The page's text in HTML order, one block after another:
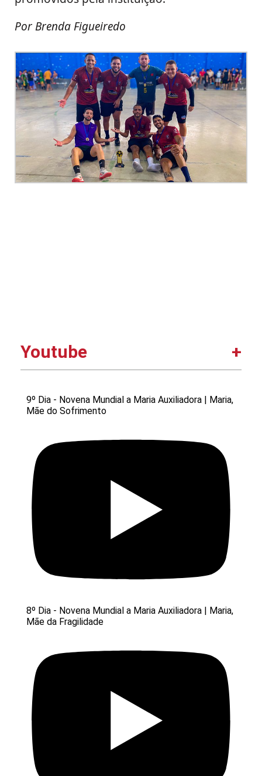
Por Brenda Figueiredo
Youtube
9º Dia - Novena Mundial a Maria Auxiliadora | Maria,
Mãe do Sofrimento
8º Dia - Novena Mundial a Maria Auxiliadora | Maria,
Mãe da Fragilidade